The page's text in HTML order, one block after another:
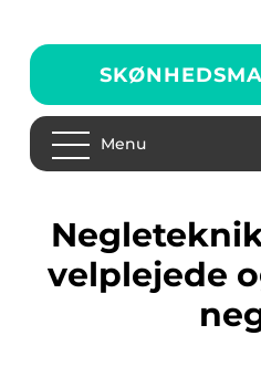
Menu
Negletekniker vejen til
velplejede